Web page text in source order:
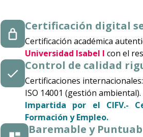
Certificación digital
Certificación académica
Universidad Isabel I con el
Control de calidad
Certificaciones
ISO 14001 (gestión ambiental).
Impartida por el CIFV.-
Formación y Empleo.
Baremable y